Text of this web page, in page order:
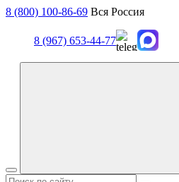
8 (800) 100-86-69 Вся Россия
8 (967) 653-44-77